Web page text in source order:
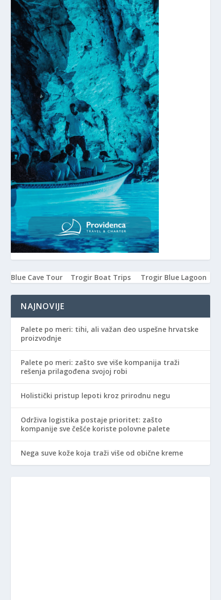
Blue Cave Tour Trogir Boat Trips Trogir Blue Lagoon
NAJNOVIJE
Palete po meri: tihi, ali važan deo uspešne hrvatske
proizvodnje
Palete po meri: zašto sve više kompanija traži
rešenja prilagođena svojoj robi
Holistički pristup lepoti kroz prirodnu negu
Održiva logistika postaje prioritet: zašto
kompanije sve češće koriste polovne palete
Nega suve kože koja traži više od obične kreme